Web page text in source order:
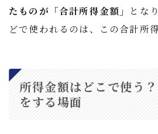
たものが「合計所得金額」
とな
どで使われるのは、この合計所
所得金額はどこで使う
をする場面